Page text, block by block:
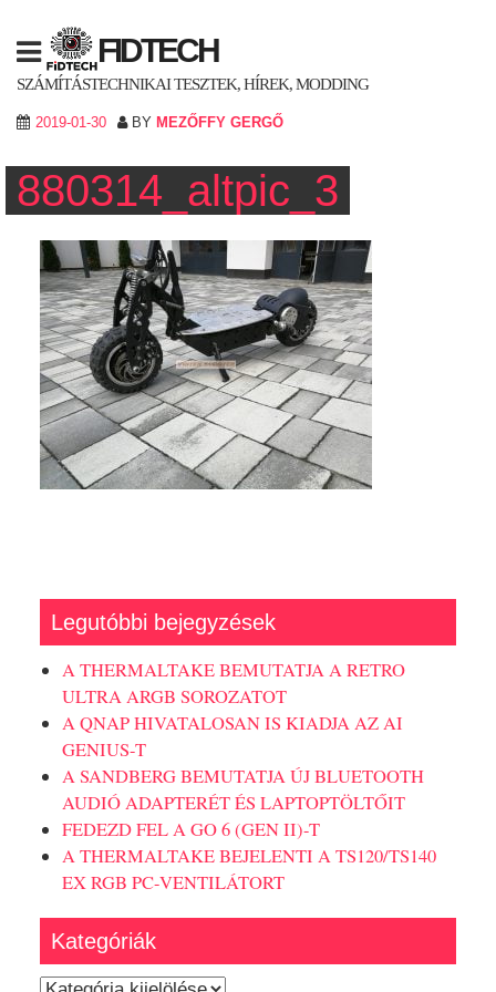
content
FIDTECH
SZÁMÍTÁSTECHNIKAI TESZTEK, HÍREK, MODDING
2019-01-30 BY MEZŐFFY GERGŐ
880314_altpic_3
Legutóbbi bejegyzések
A THERMALTAKE BEMUTATJA A RETRO
ULTRA ARGB SOROZATOT
A QNAP HIVATALOSAN IS KIADJA AZ AI
GENIUS-T
A SANDBERG BEMUTATJA ÚJ BLUETOOTH
AUDIÓ ADAPTERÉT ÉS LAPTOPTÖLTŐIT
FEDEZD FEL A GO 6 (GEN II)-T
A THERMALTAKE BEJELENTI A TS120/TS140
EX RGB PC-VENTILÁTORT
Kategóriák
Kategóriák